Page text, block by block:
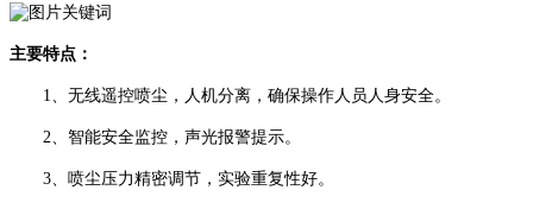
主要特点：
1、无线遥控喷尘，人机分离，确保操作人员人身安全。
2、智能安全监控，声光报警提示。
3、喷尘压力精密调节，实验重复性好。